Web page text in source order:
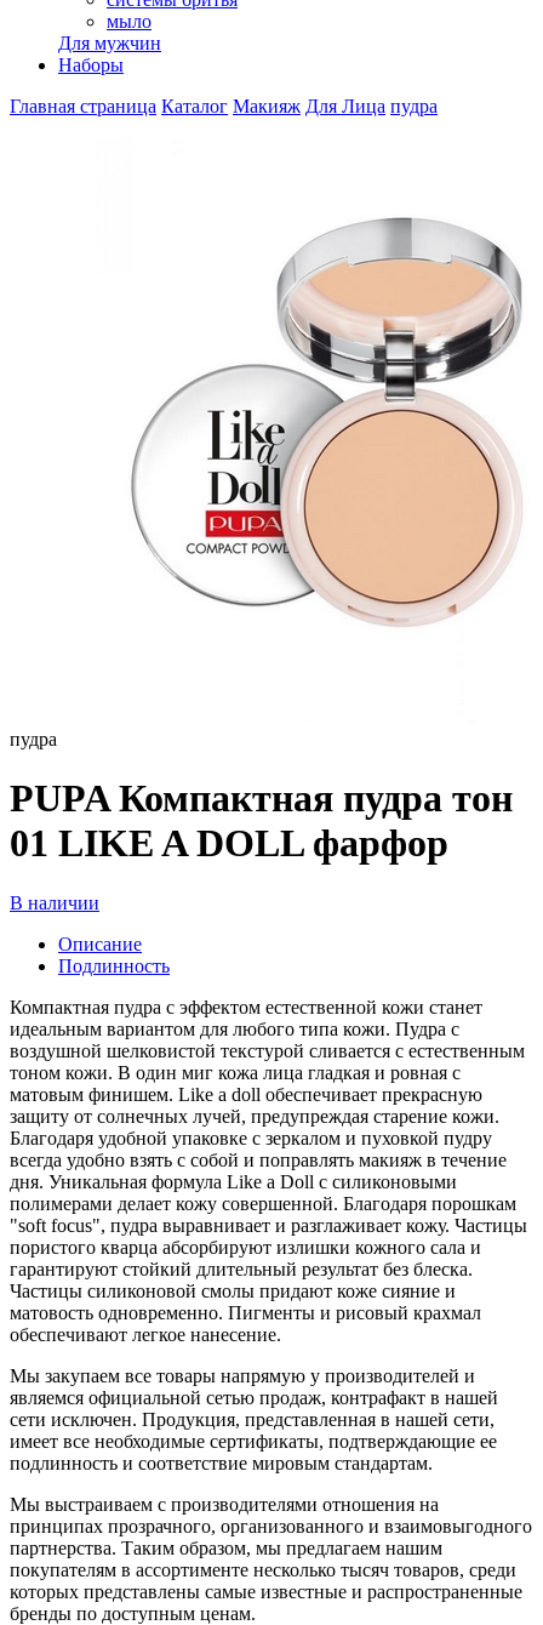
мыло
Для мужчин
Наборы
Главная страница Каталог Макияж Для Лица пудра
пудра
PUPA Компактная пудра тон
01 LIKE A DOLL фарфор
В наличии
Описание
Подлинность
Компактная пудра с эффектом естественной кожи станет
идеальным вариантом для любого типа кожи. Пудра с
воздушной шелковистой текстурой сливается с естественным
тоном кожи. В один миг кожа лица гладкая и ровная с
матовым финишем. Like a doll обеспечивает прекрасную
защиту от солнечных лучей, предупреждая старение кожи.
Благодаря удобной упаковке с зеркалом и пуховкой пудру
всегда удобно взять с собой и поправлять макияж в течение
дня. Уникальная формула Like a Doll с силиконовыми
полимерами делает кожу совершенной. Благодаря порошкам
"soft focus", пудра выравнивает и разглаживает кожу. Частицы
пористого кварца абсорбируют излишки кожного сала и
гарантируют стойкий длительный результат без блеска.
Частицы силиконовой смолы придают коже сияние и
матовость одновременно. Пигменты и рисовый крахмал
обеспечивают легкое нанесение.
Мы закупаем все товары напрямую у производителей и
являемся официальной сетью продаж, контрафакт в нашей
сети исключен. Продукция, представленная в нашей сети,
имеет все необходимые сертификаты, подтверждающие ее
подлинность и соответствие мировым стандартам.
Мы выстраиваем с производителями отношения на
принципах прозрачного, организованного и взаимовыгодного
партнерства. Таким образом, мы предлагаем нашим
покупателям в ассортименте несколько тысяч товаров, среди
которых представлены самые известные и распространенные
бренды по доступным ценам.